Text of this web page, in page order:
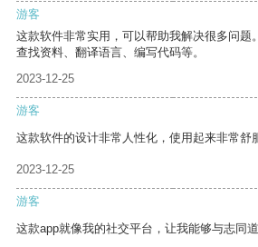
游客
这款软件非常实用，可以帮助我解决很多问题
查找资料、翻译语言、编写代码等。
2023-12-25
游客
这款软件的设计非常人性化，使用起来非常舒
2023-12-25
游客
这款app就像我的社交平台，让我能够与志同